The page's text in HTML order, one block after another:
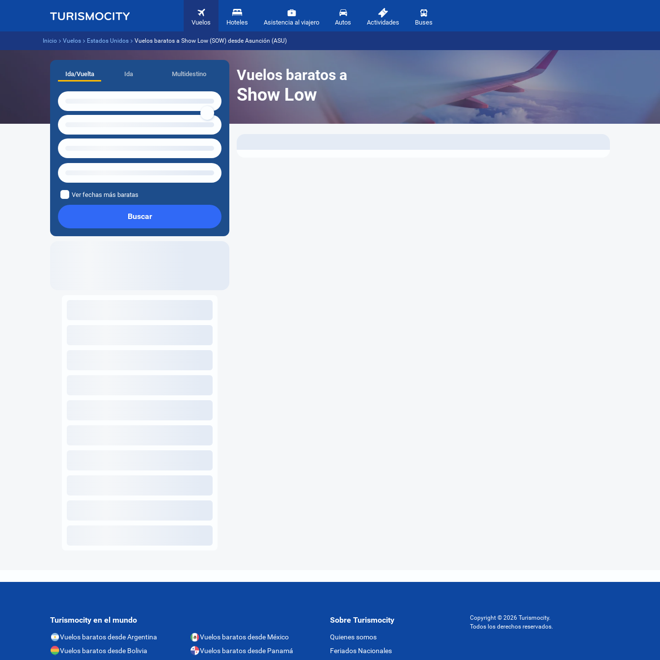
Vuelos Hoteles Asistencia al viajero Autos Actividades Buses
Inicio Vuelos Estados Unidos Vuelos baratos a Show Low (SOW) desde Asunción (ASU)
Vuelos baratos a
Show Low
Ida/Vuelta Ida Multidestino
Ver fechas más baratas
Buscar
Turismocity en el mundo
Vuelos baratos desde Argentina
Vuelos baratos desde Bolivia
Vuelos baratos desde México
Vuelos baratos desde Panamá
Sobre Turismocity
Quienes somos
Feriados Nacionales
Copyright © 2026 Turismocity.
Todos los derechos reservados.